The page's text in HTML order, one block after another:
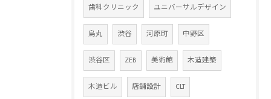
歯科クリニック ユニバーサルデザイン
烏丸 渋谷 河原町 中野区
渋谷区 ZEB 美術館 木造建築
木造ビル 店舗設計 CLT